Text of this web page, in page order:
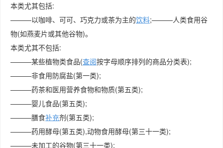
本类尤其包括:
———以咖啡、可可、巧克力或茶为主的饮料;———人类食用谷
物(如燕麦片或其他谷物)。
本类尤其不包括:
———某些植物类食品(查阅按字母顺序排列的商品分类表);
———非食用防腐盐(第一类);
———药茶和医用营养食物和物质(第五类);
———婴儿食品(第五类);
———膳食补充剂(第五类);
———药用酵母(第五类),动物食用酵母(第三十一类);
———未加工的谷物(第三十一类);